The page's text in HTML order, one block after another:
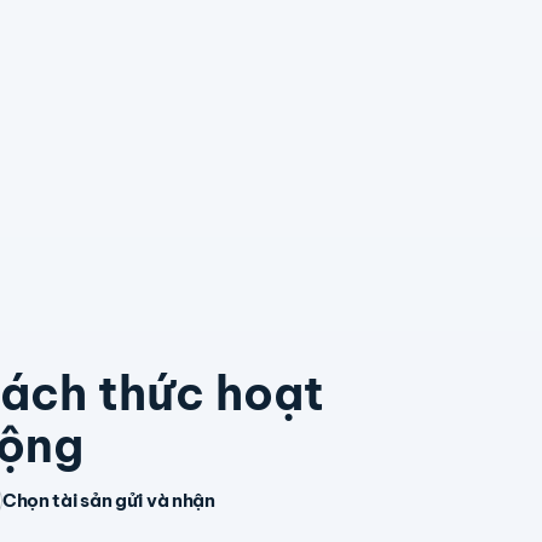
thức hoạt
Chọn tài sản gửi và nhận